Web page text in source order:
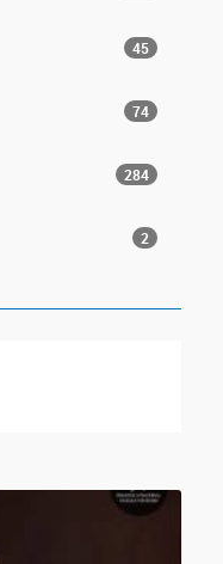
45
74
284
2